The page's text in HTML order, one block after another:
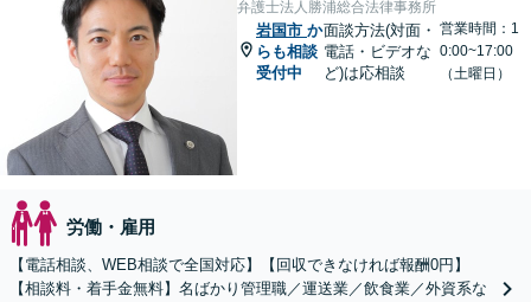
弁護士法人勝浦総合法律事務所
岩国市 か
らも相談
受付中
面談方法(対面・
電話・ビデオな
ど)は応相談
営業時間：1
0:00~17:00
（土曜日）
労働・雇用
【電話相談、WEB相談で全国対応】【回収できなければ報酬0円】
【相談料・着手金無料】名ばかり管理職／運送業／飲食業／外資系な